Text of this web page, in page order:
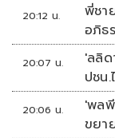
20:12 น.
พี่ชา
อภิธ
20:07 น.
'ลลิ
ปชน.
20:06 น.
'พลพี
ขยา